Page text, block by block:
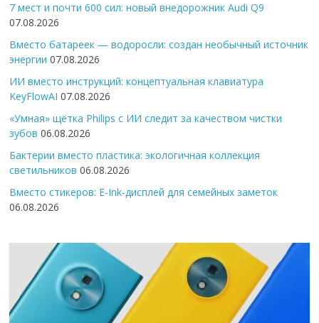
7 мест и почти 600 сил: новый внедорожник Audi Q9
07.08.2026
Вместо батареек — водоросли: создан необычный источник
энергии 07.08.2026
ИИ вместо инструкций: концептуальная клавиатура
KeyFlowAI 07.08.2026
«Умная» щётка Philips с ИИ следит за качеством чистки
зубов 06.08.2026
Бактерии вместо пластика: экологичная коллекция
светильников 06.08.2026
Вместо стикеров: E-Ink-дисплей для семейных заметок
06.08.2026